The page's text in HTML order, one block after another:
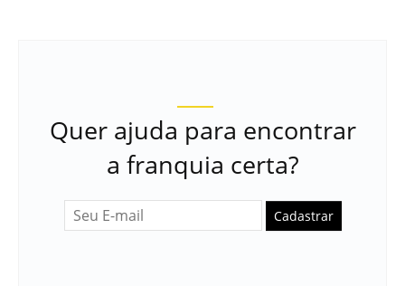
Quer ajuda para encontrar
a franquia certa?
Cadastrar